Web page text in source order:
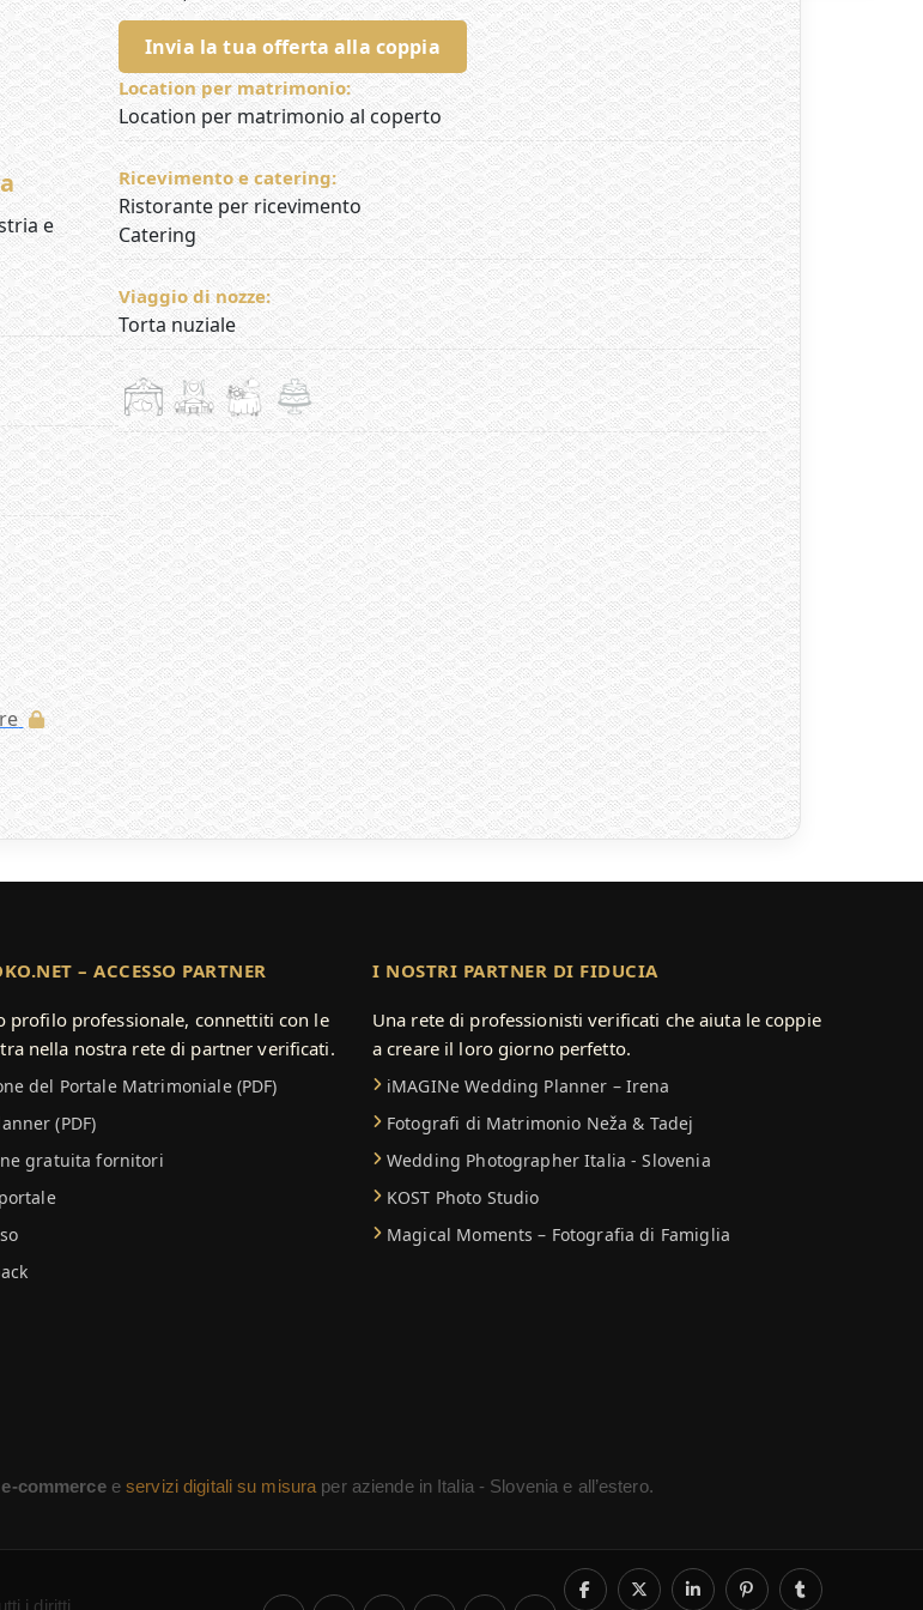
e
Invia la tua offerta alla coppia
Location per matrimonio:
Location per matrimonio al coperto
Ricevimento e catering:
Ristorante per ricevimento
Catering
Viaggio di nozze:
Torta nuziale
– ACCESSO PARTNER
profilo professionale, connettiti con le
nella nostra rete di partner verificati.
del Portale Matrimoniale (PDF)
(PDF)
gratuita fornitori
I NOSTRI PARTNER DI FIDUCIA
Una rete di professionisti verificati che aiuta le coppie
a creare il loro giorno perfetto.
iMAGINe Wedding Planner – Irena
Fotografi di Matrimonio Neža & Tadej
Wedding Photographer Italia - Slovenia
KOST Photo Studio
Magical Moments – Fotografia di Famiglia
commerceeservizi digitali su misura per aziende in Italia - Slovenia e all’estero.
i diritti